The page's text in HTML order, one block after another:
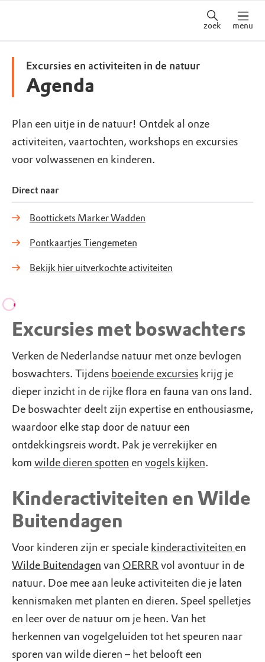
zoek menu
Excursies en activiteiten in de natuur
Agenda
Plan een uitje in de natuur! Ontdek al onze
activiteiten, vaartochten, workshops en excursies
voor volwassenen en kinderen.
Direct naar
Boottickets Marker Wadden
Pontkaartjes Tiengemeten
Bekijk hier uitverkochte activiteiten
Excursies met boswachters
Verken de Nederlandse natuur met onze bevlogen
boswachters. Tijdens boeiende excursies krijg je
dieper inzicht in de rijke flora en fauna van ons land.
De boswachter deelt zijn expertise en enthousiasme,
waardoor elke stap door de natuur een
ontdekkingsreis wordt. Pak je verrekijker en
kom wilde dieren spotten en vogels kijken.
Kinderactiviteiten en Wilde
Buitendagen
Voor kinderen zijn er speciale kinderactiviteiten en
Wilde Buitendagen van OERRRvol avontuur in de
natuur. Doe mee aan leuke activiteiten die je laten
kennismaken met planten en dieren. Speel spelletjes
en leer over de natuur om je heen. Van het
herkennen van vogelgeluiden tot het speuren naar
sporen van wilde dieren – het belooft een